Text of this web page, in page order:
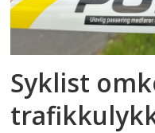
Syklist